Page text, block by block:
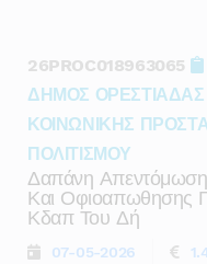
26PROC018963065
ΔΗΜΟΣ ΟΡΕΣΤΙΑΔΑΣ
ΚΟΙΝΩΝΙΚΗΣ
ΠΟΛΙΤΙΣΜΟΥ
Δαπάνη
Και Οφιοαπωθησης
Κδαπ Του Δή
07-05-2026